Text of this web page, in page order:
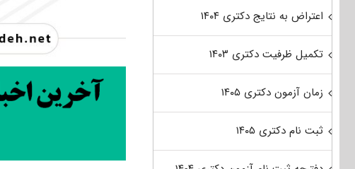
اعتراض به نتایج دکتری ۱۴۰۴
تکمیل ظرفیت دکتری ۱۴۰۳
زمان آزمون دکتری ۱۴۰۵
ثبت نام دکتری ۱۴۰۵